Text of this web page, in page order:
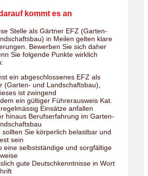
kommt es an
Stelle als Gärtner EFZ (Garten-
in Meilen gelten klare
Bewerben Sie sich daher
Sie folgende Punkte wirklich
ein abgeschlossenes EFZ als
(Garten- und Landschaftsbau),
ist zwingend
ein gültiger Führerausweis Kat.
Einsätze anfallen
hinaus Berufserfahrung im Garten-
sollten Sie körperlich belastbar und
sein
eine selbstständige und sorgfältige
gute Deutschkenntnisse in Wort